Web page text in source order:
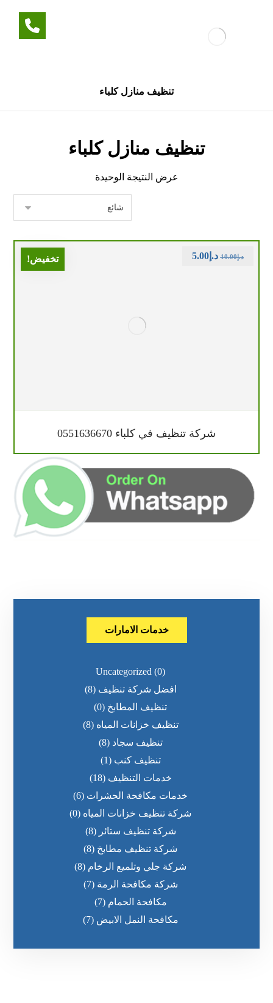
تنظيف منازل كلباء
تنظيف منازل كلباء
عرض النتيجة الوحيدة
تخفيض!
شركة تنظيف في كلباء 0551636670
د.إ10.00 د.إ5.00
خدمات الامارات
Uncategorized (0)
افضل شركة تنظيف (8)
تنظيف المطابخ (0)
تنظيف خزانات المياه (8)
تنظيف سجاد (8)
تنظيف كنب (1)
خدمات التنظيف (18)
خدمات مكافحة الحشرات (6)
شركة تنظيف خزانات المياه (0)
شركة تنظيف ستائر (8)
شركة تنظيف مطابخ (8)
شركة جلي وتلميع الرخام (8)
شركة مكافحة الرمة (7)
مكافحة الحمام (7)
مكافحة النمل الابيض (7)